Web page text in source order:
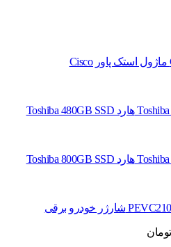
ماژول استک پاور Cisco
هارد Toshiba 480GB SSD
هارد Toshiba 800GB SSD
شارژر خودرو برقی
تومان